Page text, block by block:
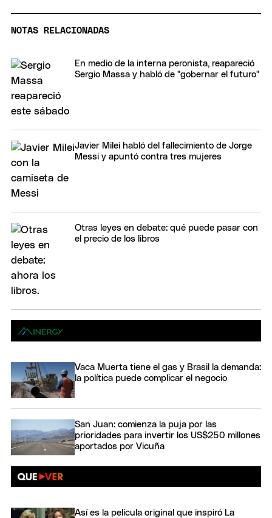
NOTAS RELACIONADAS
En medio de la interna peronista, reapareció
Sergio Massa y habló de "gobernar el futuro"
Javier Milei habló del fallecimiento de Jorge
Messi y apuntó contra tres mujeres
Otras leyes en debate: qué puede pasar con
el precio de los libros
Vaca Muerta tiene el gas y Brasil la demanda:
la política puede complicar el negocio
San Juan: comienza la puja por las
prioridades para invertir los US$250 millones
aportados por Vicuña
Así es la película original que inspiró La